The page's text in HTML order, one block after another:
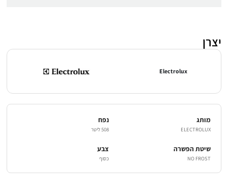
יצרן
Electrolux
מותג
ELECTROLUX
נפח
508 ליטר
שיטת הפשרה
NO FROST
צבע
כסוף